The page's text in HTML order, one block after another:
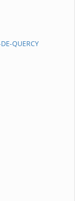
QUERCY